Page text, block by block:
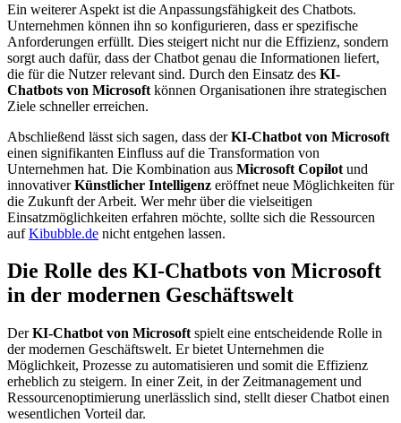
Ein weiterer Aspekt ist die Anpassungsfähigkeit des Chatbots.
Unternehmen können ihn so konfigurieren, dass er spezifische
Anforderungen erfüllt. Dies steigert nicht nur die Effizienz, sondern
sorgt auch dafür, dass der Chatbot genau die Informationen liefert,
die für die Nutzer relevant sind. Durch den Einsatz des KI-
Chatbots von Microsoft können Organisationen ihre strategischen
Ziele schneller erreichen.
Abschließend lässt sich sagen, dass derKI-Chatbot von Microsoft
einen signifikanten Einfluss auf die Transformation von
Unternehmen hat. Die Kombination aus Microsoft Copilot und
innovativerKünstlicher Intelligenz eröffnet neue Möglichkeiten für
die Zukunft der Arbeit. Wer mehr über die vielseitigen
Einsatzmöglichkeiten erfahren möchte, sollte sich die Ressourcen
aufKibubble.de nicht entgehen lassen.
Die Rolle des KI-Chatbots von Microsoft
in der modernen Geschäftswelt
DerKI-Chatbot von Microsoft spielt eine entscheidende Rolle in
der modernen Geschäftswelt. Er bietet Unternehmen die
Möglichkeit, Prozesse zu automatisieren und somit die Effizienz
erheblich zu steigern. In einer Zeit, in der Zeitmanagement und
Ressourcenoptimierung unerlässlich sind, stellt dieser Chatbot einen
wesentlichen Vorteil dar.